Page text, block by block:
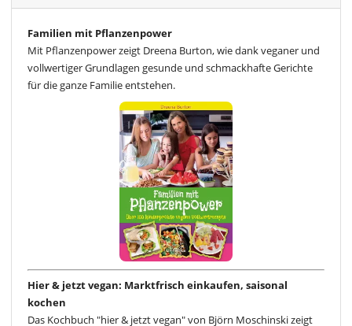
Familien mit Pflanzenpower
Mit Pflanzenpower zeigt Dreena Burton, wie dank veganer und
vollwertiger Grundlagen gesunde und schmackhafte Gerichte
für die ganze Familie entstehen.
Hier & jetzt vegan: Marktfrisch einkaufen, saisonal
kochen
Das Kochbuch "hier & jetzt vegan" von Björn Moschinski zeigt